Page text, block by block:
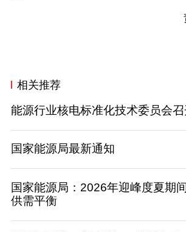
相关推荐
能源行业核电标准化技术委员会
国家能源局最新通知
国家能源局：2026年迎峰度夏期
供需平衡